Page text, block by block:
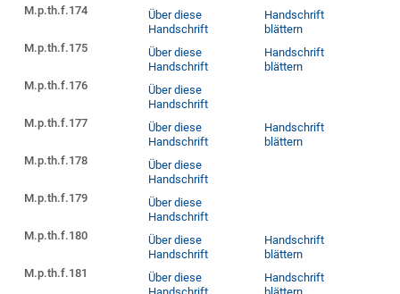
M.p.th.f.174
Über diese
Handschrift
Handschrift
blättern
M.p.th.f.175
Über diese
Handschrift
Handschrift
blättern
M.p.th.f.176
Über diese
Handschrift
M.p.th.f.177
Über diese
Handschrift
Handschrift
blättern
M.p.th.f.178
Über diese
Handschrift
M.p.th.f.179
Über diese
Handschrift
M.p.th.f.180
Über diese
Handschrift
Handschrift
blättern
M.p.th.f.181
Über diese
Handschrift